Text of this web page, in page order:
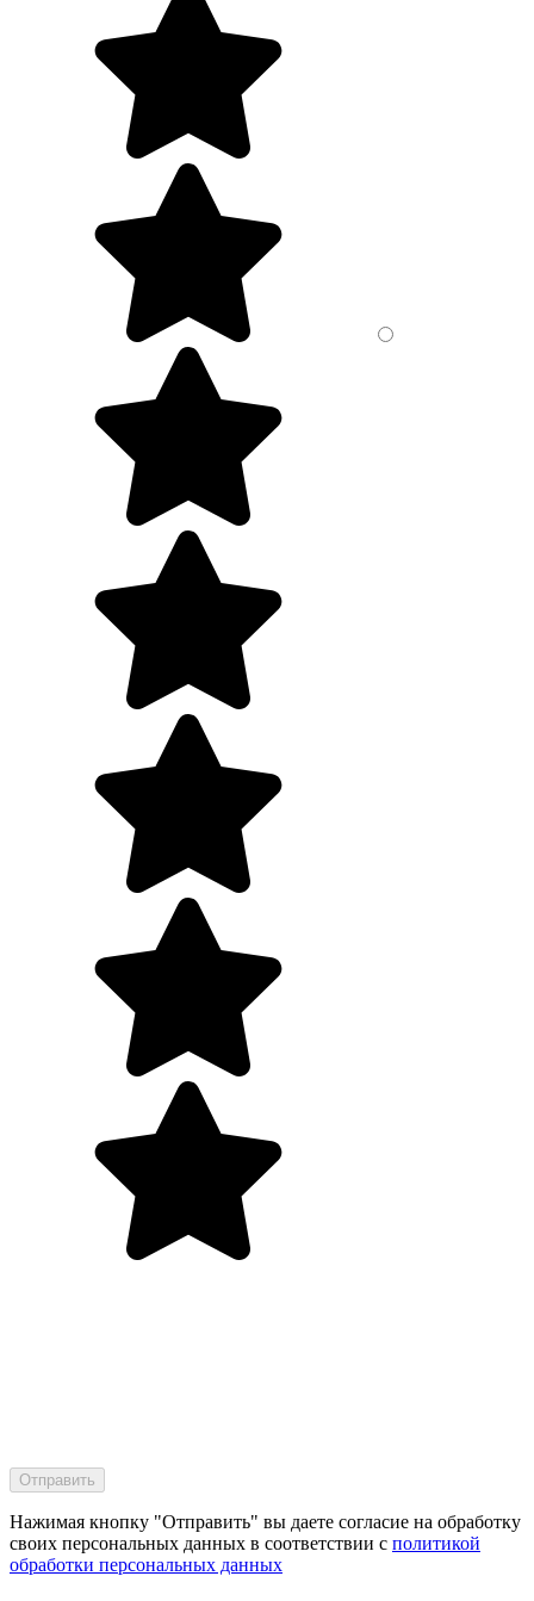
Нажимая кнопку "Отправить" вы даете согласие на обработку
своих персональных данных в соответствии с политикой
обработки персональных данных